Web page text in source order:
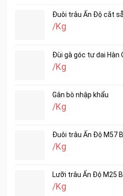
Đuôi trâu Ấn Độ cắt
/Kg
Đùi gà góc tư dai Hàn
/Kg
Gân bò nhập khẩu
/Kg
Đuôi trâu Ấn Độ M57
/Kg
Lưỡi trâu Ấn Độ M25
/Kg